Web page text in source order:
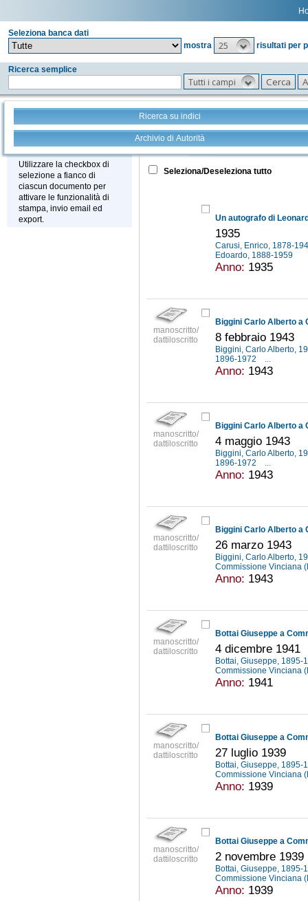
Seleziona banca dati
mostra
25 risultati per
Ricerca semplice
Tutti i campi
Ricerca su indici
Archivio di Autorità
Stampa - Email - Export
Utilizzare la checkbox di
selezione a fianco di
ciascun documento per
attivare le funzionalità di
stampa, invio email ed
export.
Tutto +
Seleziona/Deseleziona tutto
Un autografo di
1935
Carusi, Enrico, 1878-
Edoardo, 1888-1959
Anno: 1935
manoscritto/
dattiloscritto
Biggini Carlo Alberto a
8 febbraio 1943
Biggini, Carlo Alberto,
1896-1972
...
Anno: 1943
manoscritto/
dattiloscritto
Biggini Carlo Alberto a
4 maggio 1943
Biggini, Carlo Alberto,
1896-1972
...
Anno: 1943
manoscritto/
dattiloscritto
Biggini Carlo Alberto a
26 marzo 1943
Biggini, Carlo Alberto,
Commissione Vinciana
Anno: 1943
manoscritto/
dattiloscritto
Bottai Giuseppe a
4 dicembre 1941
Bottai, Giuseppe, 1895-
Commissione Vinciana
Anno: 1941
manoscritto/
dattiloscritto
Bottai Giuseppe a
27 luglio 1939
Bottai, Giuseppe, 1895-
Commissione Vinciana
Anno: 1939
manoscritto/
dattiloscritto
Bottai Giuseppe a
2 novembre 1939
Bottai, Giuseppe, 1895-
Commissione Vinciana
Anno: 1939